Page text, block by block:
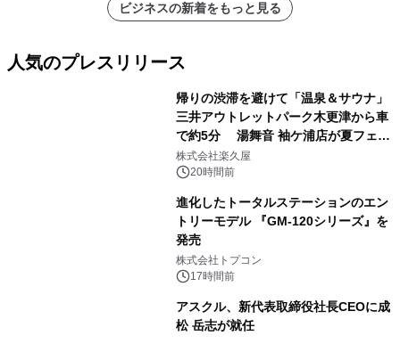
ビジネスの新着をもっと見る
人気のプレスリリース
帰りの渋滞を避けて「温泉＆サウナ」
三井アウトレットパーク木更津から車
で約5分 湯舞音 袖ケ浦店が夏フェア
メニューを提供
株式会社楽久屋
20時間前
進化したトータルステーションのエン
トリーモデル 『GM-120シリーズ』を
発売
株式会社トプコン
17時間前
アスクル、新代表取締役社長CEOに成
松 岳志が就任